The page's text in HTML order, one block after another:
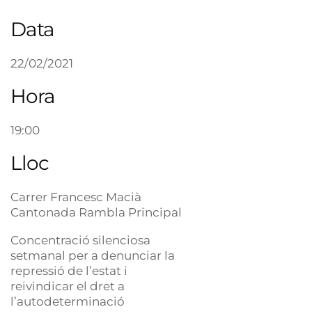
Data
22/02/2021
Hora
19:00
Lloc
Carrer Francesc Macià
Cantonada Rambla Principal
Concentració silenciosa
setmanal per a denunciar la
repressió de l’estat i
reivindicar el dret a
l’autodeterminació